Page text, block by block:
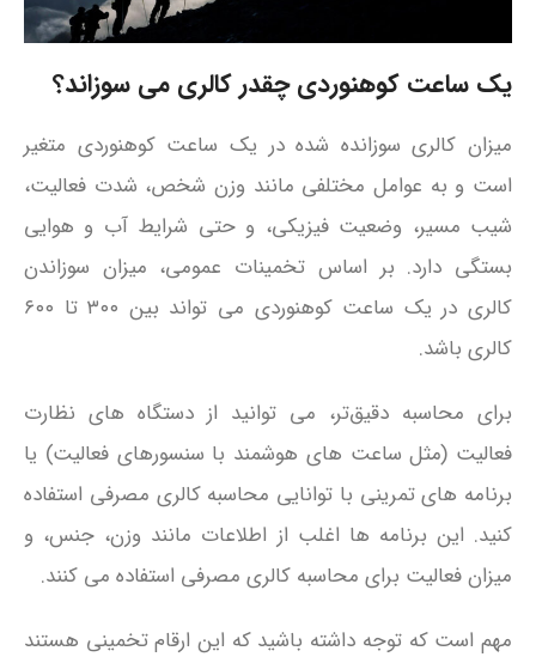
یک ساعت کوهنوردی چقدر کالری می سوزاند؟
میزان کالری سوزانده شده در یک ساعت کوهنوردی متغیر
است و به عوامل مختلفی مانند وزن شخص، شدت فعالیت،
شیب مسیر، وضعیت فیزیکی، و حتی شرایط آب و هوایی
بستگی دارد. بر اساس تخمینات عمومی، میزان سوزاندن
کالری در یک ساعت کوهنوردی می‌ تواند بین ۳۰۰ تا ۶۰۰
کالری باشد.
برای محاسبه دقیق‌تر، می‌ توانید از دستگاه‌ های نظارت
فعالیت (مثل ساعت‌ های هوشمند با سنسورهای فعالیت) یا
برنامه‌ های تمرینی با توانایی محاسبه کالری مصرفی استفاده
کنید. این برنامه‌ ها اغلب از اطلاعات مانند وزن، جنس، و
میزان فعالیت برای محاسبه کالری مصرفی استفاده می‌ کنند.
مهم است که توجه داشته باشید که این ارقام تخمینی هستند